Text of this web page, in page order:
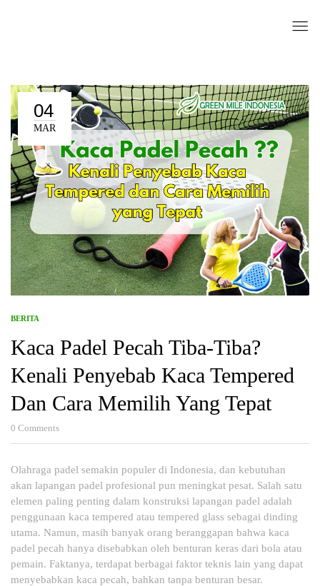
04
MAR
BERITA
Kaca Padel Pecah Tiba-Tiba?
Kenali Penyebab Kaca Tempered
Dan Cara Memilih Yang Tepat
0 Comments
Olahraga padel semakin populer di Indonesia, dan kebutuhan
akan lapangan padel profesional pun meningkat pesat. Salah satu
elemen paling penting dalam konstruksi lapangan padel adalah
penggunaan kaca tempered atau tempered glass sebagai dinding
utama. Namun, masih banyak orang beranggapan bahwa kaca
padel pecah hanya disebabkan oleh benturan keras dari bola atau
pemain. Faktanya, terdapat berbagai faktor teknis lain yang dapat
menyebabkan kaca pecah, bahkan tanpa benturan besar.